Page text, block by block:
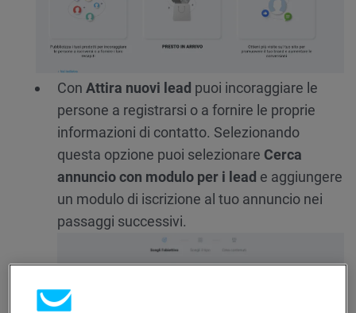
Con Attira nuovi lead puoi incoraggiare le
persone a registrarsi o a fornire le proprie
informazioni di contatto. Selezionando
questa opzione puoi selezionare Cerca
annuncio con modulo per i lead e aggiungere
un modulo di iscrizione al tuo annuncio nei
passaggi successivi.